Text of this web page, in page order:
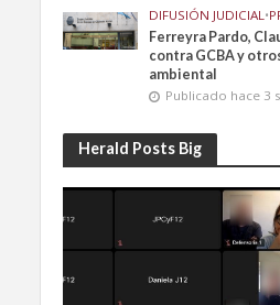
DIFUSIÓN JUDICIAL •
Ferreyra Pardo,
contra GCBA y
ambiental
Publicado hace 3
Herald Posts Big